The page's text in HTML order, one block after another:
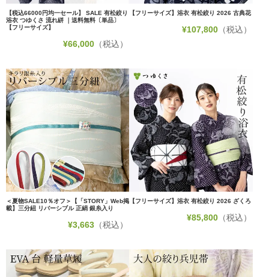
【税込66000円均一セール】 SALE 有松絞り
浴衣 つゆくさ 流れ絣 ｜送料無料〔単品〕
【フリーサイズ】
¥66,000 （税込）
【フリーサイズ】浴衣 有松絞り 2026 古典花
¥107,800（税込）
＜夏物SALE10％オフ＞【「STORY」Web掲
載】三分紐 リバーシブル 正絹 銀糸入り
¥3,663 （税込）
【フリーサイズ】浴衣 有松絞り 2026 ざくろ
¥85,800（税込）